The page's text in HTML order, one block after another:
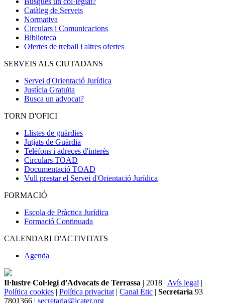
Catàleg de Serveis
Normativa
Circulars i Comunicacions
Biblioteca
Ofertes de treball i altres ofertes
SERVEIS ALS CIUTADANS
Servei d'Orientació Jurídica
Justícia Gratuïta
Busca un advocat?
TORN D'OFICI
Llistes de guàrdies
Jutjats de Guàrdia
Telèfons i adreces d'interès
Circulars TOAD
Documentació TOAD
Vull prestar el Servei d'Orientació Jurídica
FORMACIÓ
Escola de Pràctica Jurídica
Formació Continuada
CALENDARI D'ACTIVITATS
Agenda
Il·lustre Col·legi d'Advocats de Terrassa | 2018 | Avís legal |
Política cookies | Política privacitat | Canal Ètic | Secretaria 93
7801366 | secretaria@icater.org